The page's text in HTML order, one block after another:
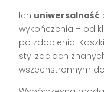
Ich uniwersalność
wykończenia – od
po zdobienia.
stylizacjach
wszechstronnym